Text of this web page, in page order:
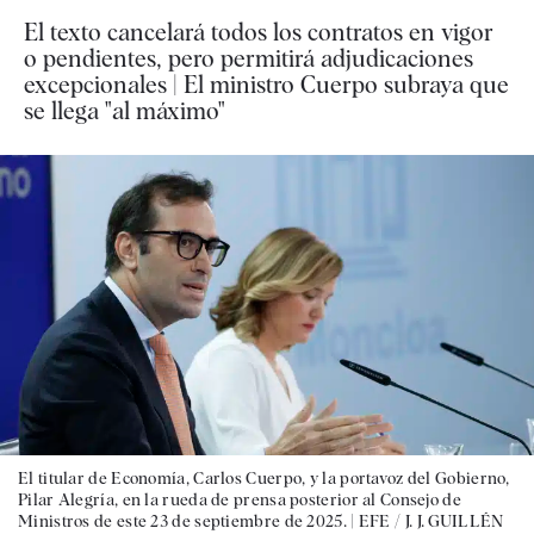
El texto cancelará todos los contratos en vigor
o pendientes, pero permitirá adjudicaciones
excepcionales | El ministro Cuerpo subraya que
se llega "al máximo"
El titular de Economía, Carlos Cuerpo, y la portavoz del Gobierno,
Pilar Alegría, en la rueda de prensa posterior al Consejo de
Ministros de este 23 de septiembre de 2025. | EFE / J. J. GUILLÉN